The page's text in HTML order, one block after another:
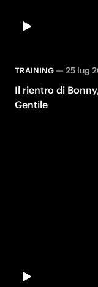
TRAINING— 25 lug
Il rientro di
Gentile